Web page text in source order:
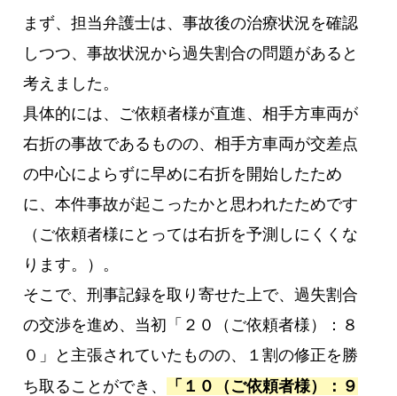
まず、担当弁護士は、事故後の治療状況を確認
しつつ、事故状況から過失割合の問題があると
考えました。
具体的には、ご依頼者様が直進、相手方車両が
右折の事故であるものの、相手方車両が交差点
の中心によらずに早めに右折を開始したため
に、本件事故が起こったかと思われたためです
（ご依頼者様にとっては右折を予測しにくくな
ります。）。
そこで、刑事記録を取り寄せた上で、過失割合
の交渉を進め、当初「２０（ご依頼者様）：８
０」と主張されていたものの、１割の修正を勝
ち取ることができ、
「１０（ご依頼者様）：９